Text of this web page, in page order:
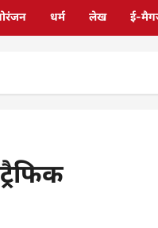
धर्म लेख ई-